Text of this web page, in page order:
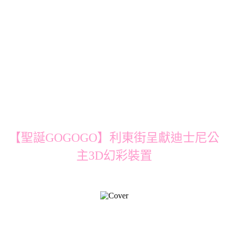
【聖誕GOGOGO】利東街呈獻迪士尼公
主3D幻彩裝置